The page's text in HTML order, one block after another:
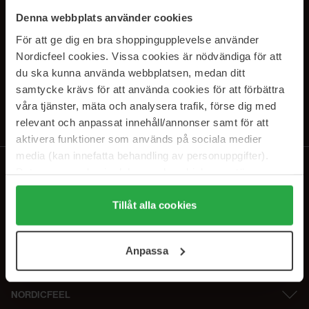
Denna webbplats använder cookies
För att ge dig en bra shoppingupplevelse använder
Nordicfeel cookies. Vissa cookies är nödvändiga för att
du ska kunna använda webbplatsen, medan ditt
samtycke krävs för att använda cookies för att förbättra
våra tjänster, mäta och analysera trafik, förse dig med
relevant och anpassat innehåll/annonser samt för att
aktivera funktioner som används på sociala medier
media (kan innefatta behandling av personuppgifter).
Genom att trycka på "Tillåt alla cookies" accepterar du
alla cookies, medan du under "Detaljer" kan anpassa
användningen av cookies. Du kan när som helst återkalla
samt vår Integritetspolicy.
Tillåt alla cookies
Anpassa
SUBSCRIBE TO OUR
NEWSLETTER
Sähköposti
Tilaamalla hyväksyttietosuojakäytäntömme. Peruuta tilaus milloin
NORDICFEEL